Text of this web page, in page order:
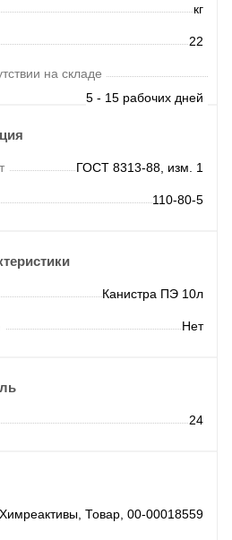
кг
22
на складе
5 - 15 рабочих дней
ГОСТ 8313-88, изм. 1
110-80-5
Канистра ПЭ 10л
Нет
24
Химреактивы, Товар, 00-00018559